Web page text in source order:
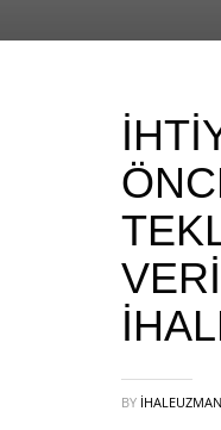
BY